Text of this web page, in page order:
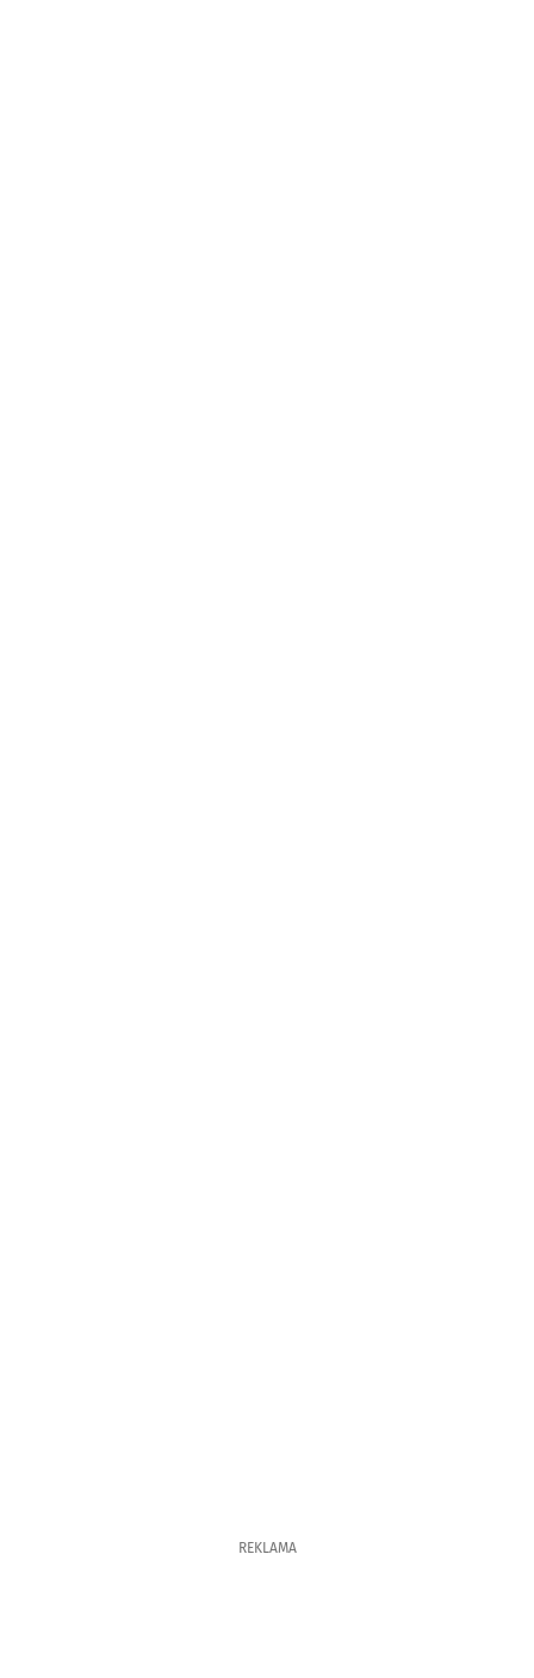
REKLAMA